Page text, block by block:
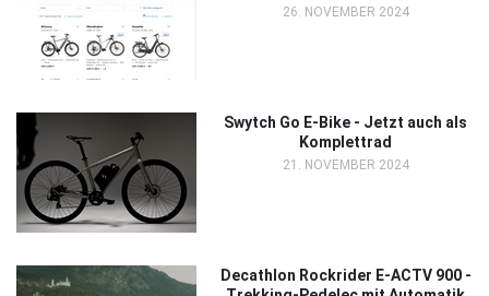
26. NOVEMBER 2024
Swytch Go E-Bike - Jetzt auch als
Komplettrad
21. NOVEMBER 2024
Decathlon Rockrider E-ACTV 900 -